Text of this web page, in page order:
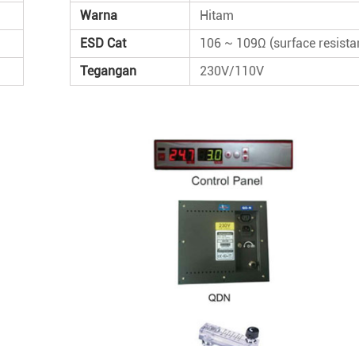
Warna
Hitam
ESD Cat
106 ~ 109Ω (surface
Tegangan
230V/110V